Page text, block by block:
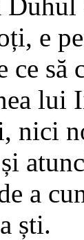
e
ce să
lui
nici
a
ști.